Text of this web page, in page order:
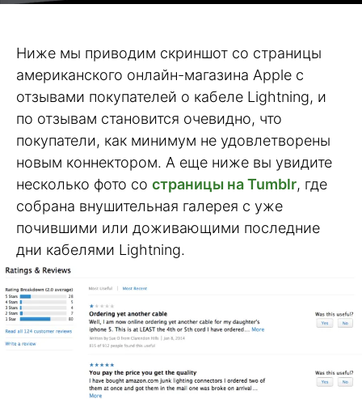
Ниже мы приводим скриншот со страницы
американского онлайн-магазина Apple с
отзывами покупателей о кабеле Lightning, и
по отзывам становится очевидно, что
покупатели, как минимум не удовлетворены
новым коннектором. А еще ниже вы увидите
несколько фото со страницы на Tumblr, где
собрана внушительная галерея с уже
почившими или доживающими последние
дни кабелями Lightning.